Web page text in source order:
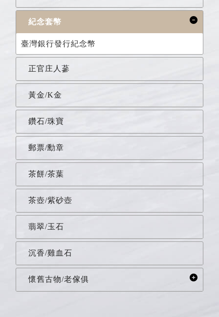
紀念套幣
臺灣銀行發行紀念幣
正官庄人蔘
黃金/K金
鑽石/珠寶
郵票/勳章
茶餅/茶葉
茶壺/紫砂壺
翡翠/玉石
沉香/雞血石
懷舊古物/老傢俱